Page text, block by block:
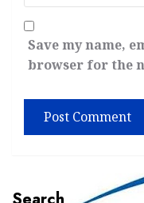
Save my name,
browser for the